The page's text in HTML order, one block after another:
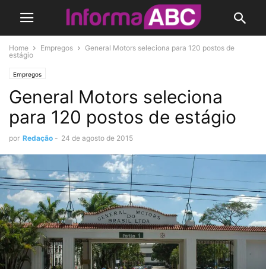
Home Empregos
General Motors seleciona para 120 postos de
estágio
Empregos
General Motors seleciona
para 120 postos de estágio
por Redação - 24 de agosto de 2015